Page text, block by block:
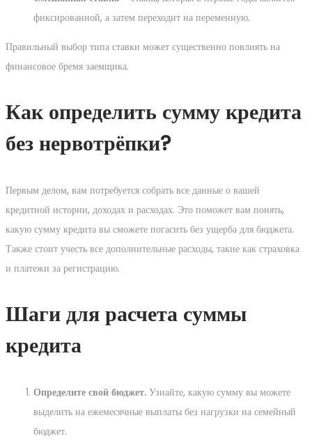
фиксированной, а затем переходит на переменную.
Правильный выбор типа ставки может существенно повлиять на
финансовое бремя заемщика.
Как определить сумму кредита
без нервотрёпки?
Первым делом, вам потребуется собрать все данные о вашей
кредитной истории, доходах и расходах. Это поможет вам понять,
какую сумму кредита вы сможете погасить без ущерба для бюджета.
Также стоит учесть все дополнительные расходы, такие как страховка
и платежи за регистрацию.
Шаги для расчета суммы
кредита
Определите свой бюджет. Узнайте, какую сумму вы можете
выделить на ежемесячные выплаты без нагрузки на семейный
бюджет.